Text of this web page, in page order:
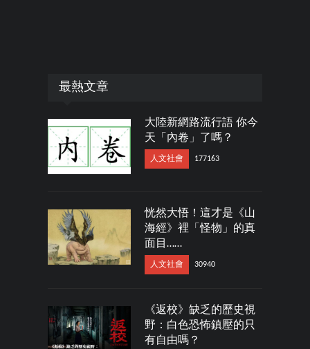
最熱文章
大陸新網路流行語 你今
天「內卷」了嗎？
人文社會 177163
恍然大悟！這才是《山
海經》裡「怪物」的真
面目……
人文社會 30940
《返校》缺乏的歷史視
野：白色恐怖鎮壓的只
有自由嗎？